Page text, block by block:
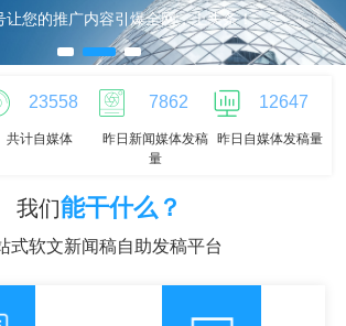
让您的推广内容引爆全网，上头条！
23558
共计自媒体
7862
昨日新闻媒体发稿
量
12647
昨日自媒体发稿量
我们能干什么？
式软文新闻稿自助发稿平台